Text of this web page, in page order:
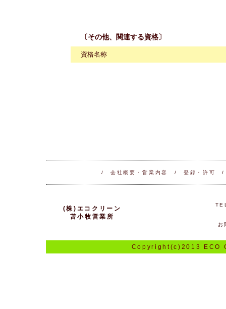
〔その他、関連する資格〕
資格名称
/ 会社概要・営業内容 / 登録・許可
(株)エコクリーン
苫小牧営業所
お
Copyright(c)2013 ECO